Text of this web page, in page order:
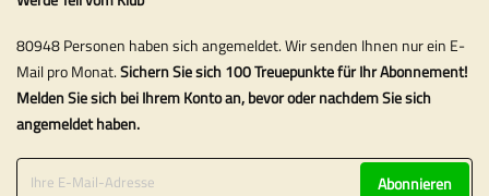
80948 Personen haben sich angemeldet. Wir senden Ihnen nur ein E-
Mail pro Monat.Sichern Sie sich 100 Treuepunkte für Ihr Abonnement!
Melden Sie sich bei Ihrem Konto an, bevor oder nachdem Sie sich
angemeldet haben.
Abonnieren